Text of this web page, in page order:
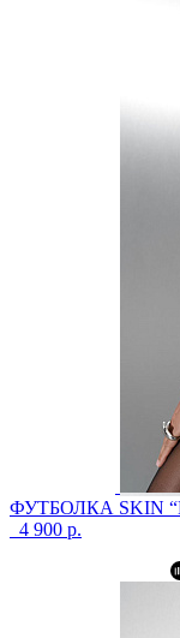
ФУТБОЛКА SKIN
4 900 р.